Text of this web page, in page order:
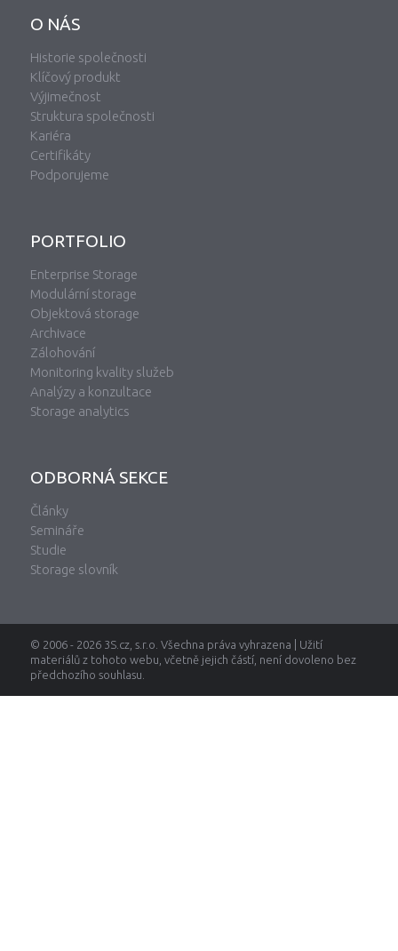
O NÁS
Historie společnosti
Klíčový produkt
Výjimečnost
Struktura společnosti
Kariéra
Certifikáty
Podporujeme
PORTFOLIO
Enterprise Storage
Modulární storage
Objektová storage
Archivace
Zálohování
Monitoring kvality služeb
Analýzy a konzultace
Storage analytics
ODBORNÁ SEKCE
Články
Semináře
Studie
Storage slovník
© 2006 - 2026 3S.cz, s.r.o. Všechna práva vyhrazena | Užití
materiálů z tohoto webu, včetně jejich částí, není dovoleno bez
předchozího souhlasu.